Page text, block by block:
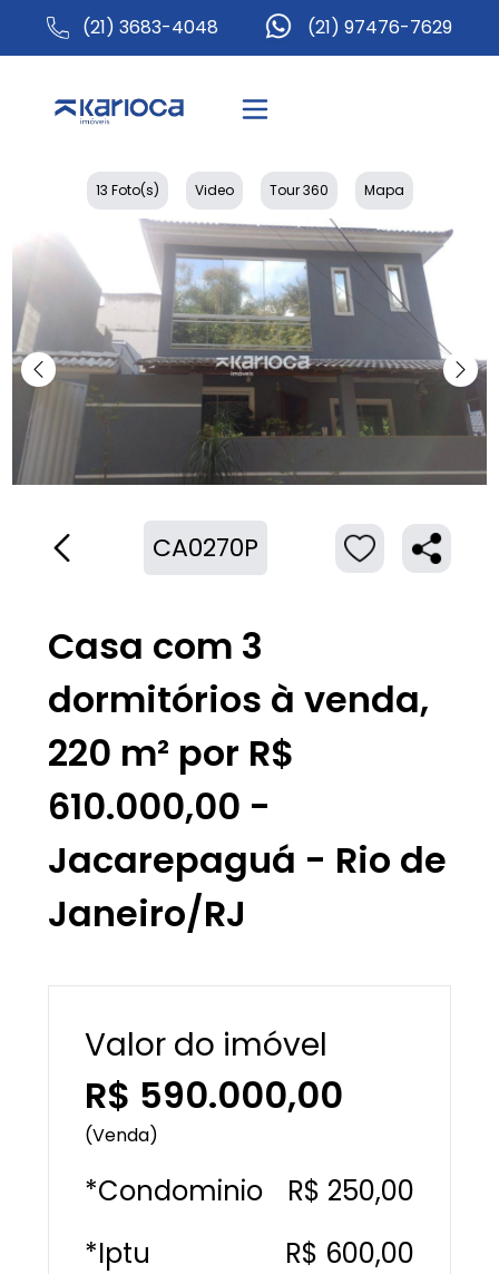
(21) 3683-4048 (21) 97476-7629
CA0270P
Casa com 3
dormitórios à venda,
220 m² por R$
610.000,00 -
Jacarepaguá - Rio de
Janeiro/RJ
Valor do imóvel
R$ 590.000,00
(Venda)
*Condominio
R$ 250,00
*Iptu
R$ 600,00
13 Foto(s) Video Tour 360 Mapa